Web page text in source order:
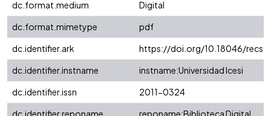
dc.format.medium
Digital
dc.format.mimetype
pdf
dc.identifier.ark
https://doi.org/10.18046/
dc.identifier.instname
instname:Universidad Icesi
dc.identifier.issn
2011-0324
dc.identifier.reponame
reponame:Biblioteca Digital